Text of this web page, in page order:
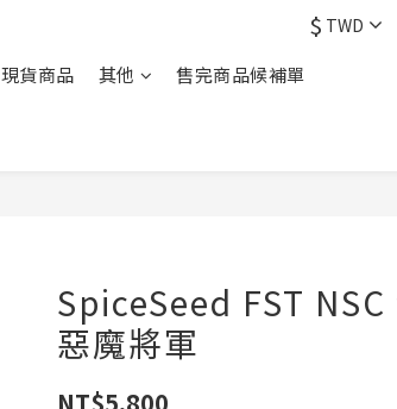
$ TWD
現貨商品 其他 售完商品候補單
SpiceSeed FST NSC
惡魔將軍